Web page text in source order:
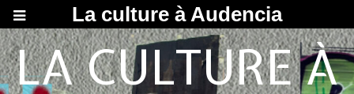
LA CULTURE À
La culture à Audencia